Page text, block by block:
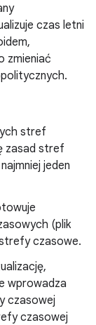
czas letni
zmieniać
stref
zasad stref
jeden
(plik
czasowe.
wprowadza
czasowej
czasowej